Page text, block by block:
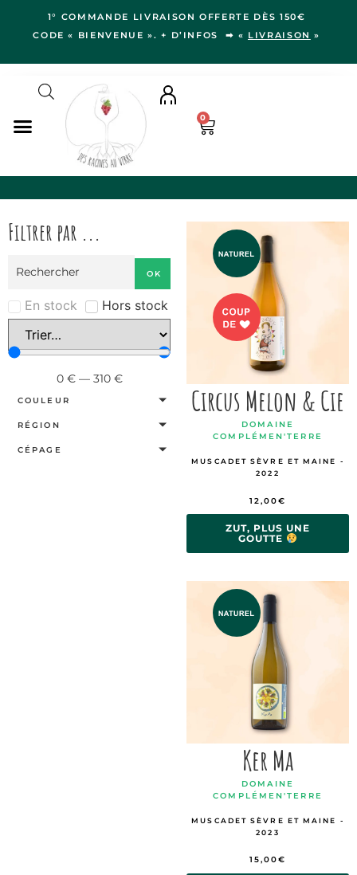
1° COMMANDE LIVRAISON OFFERTE DÈS 150€
CODE « BIENVENUE ». + D’INFOS ➡ « LIVRAISON »
NOS VINS
RÉGIONS
LE VERGER
NOS VIGNERON.NE.S
BLOG
0
Filtrer par ...
OK
En stock Hors stock
0 €— 310 €
COULEUR
RÉGION
CÉPAGE
Circus Melon & Cie
DOMAINE
COMPLÉMEN'TERRE
MUSCADET SÈVRE ET MAINE -
2022
12,00€
ZUT, PLUS UNE
GOUTTE
Ker Ma
DOMAINE
COMPLÉMEN'TERRE
MUSCADET SÈVRE ET MAINE -
2023
15,00€